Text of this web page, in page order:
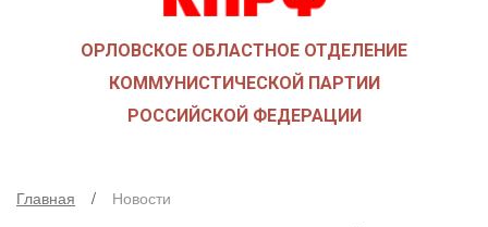
СОЮЗ СОВЕТСКИХ ОФИЦЕРОВ В ПОДДЕРЖКУ
АРМИИ И ФЛОТА
ОРЛОВСКОЕ ОБЛАСТНОЕ ОТДЕЛЕНИЕ
КОММУНИСТИЧЕСКОЙ ПАРТИИ
РОССИЙСКОЙ ФЕДЕРАЦИИ
Главная Новости